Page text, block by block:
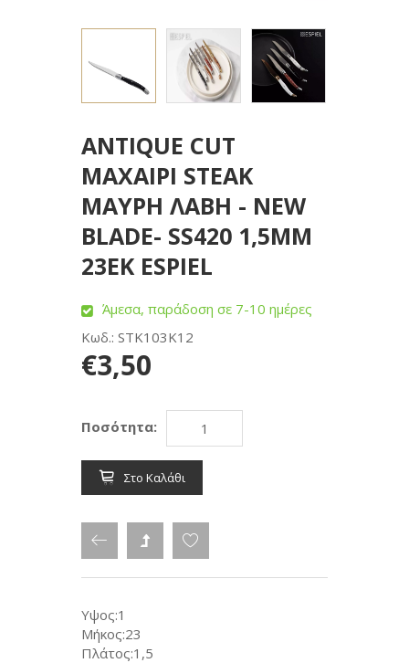
ANTIQUE CUT
ΜΑΧΑΙΡΙ STEAK
ΜΑΥΡΗ ΛΑΒΗ - NEW
BLADE- SS420 1,5MM
23EK ESPIEL
Άμεσα, παράδοση σε 7-10 ημέρες
Κωδ.: STK103K12
€3,50
Ποσότητα:
Στο Καλάθι
Υψος:1
Μήκος:23
Πλάτος:1,5